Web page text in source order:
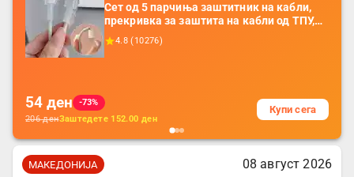
Сет од 5 парчиња заштитник на кабли,
прекривка за заштита на кабли од ТПУ,
додатоци за заштита на кабли, без
батерија, за мобилни телефони, комплет
4.8 ( 10276)
54 ден
-73%
206денЗаштедете 152.00 ден
Купи сега
МАКЕДОНИЈА
08 август 2026